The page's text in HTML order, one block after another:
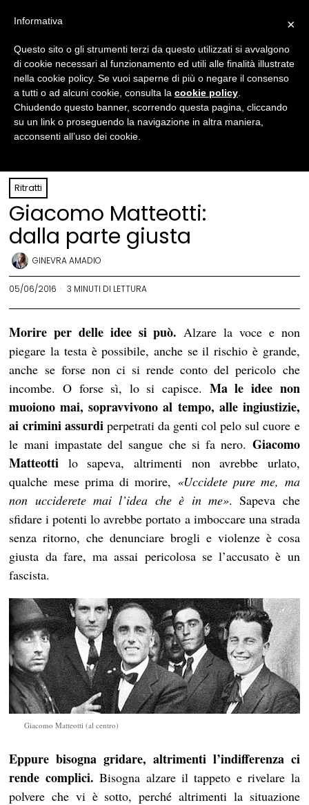
Ritratti
Giacomo Matteotti:
dalla parte giusta
GINEVRA AMADIO
05/06/2016 3 MINUTI DI LETTURA
Morire per delle idee si può. Alzare la voce e non
piegare la testa è possibile, anche se il rischio è grande,
anche se forse non ci si rende conto del pericolo che
incombe. O forse sì, lo si capisce. Ma le idee non
muoiono mai, sopravvivono al tempo, alle ingiustizie,
ai crimini assurdiperpetrati da genti col pelo sul cuore e
le mani impastate del sangue che si fa nero. Giacomo
Matteotti lo sapeva, altrimenti non avrebbe urlato,
qualche mese prima di morire, «Uccidete pure me, ma
non ucciderete mai l’idea che è in me». Sapeva che
sfidare i potenti lo avrebbe portato a imboccare una strada
senza ritorno, che denunciare brogli e violenze è cosa
giusta da fare, ma assai pericolosa se l’accusato è un
fascista.
Giacomo Matteotti (al centro)
Eppure bisogna gridare, altrimenti l’indifferenza ci
rende complici. Bisogna alzare il tappeto e rivelare la
polvere che vi è sotto, perché altrimenti la situazione
×
Informativa
Questo sito o gli strumenti terzi da questo utilizzati si avvalgono
di cookie necessari al funzionamento ed utili alle finalità illustrate
nella cookie policy. Se vuoi saperne di più o negare il consenso
a tutti o ad alcuni cookie, consulta la cookie policy
Chiudendo questo banner, scorrendo questa pagina, cliccando
su un link o proseguendo la navigazione in altra maniera,
acconsenti all’uso dei cookie.